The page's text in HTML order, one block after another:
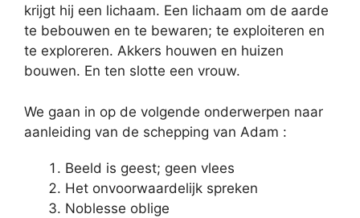
krijgt hij een lichaam. Een lichaam om de aarde
te bebouwen en te bewaren; te exploiteren en
te exploreren. Akkers houwen en huizen
bouwen. En ten slotte een vrouw.
We gaan in op de volgende onderwerpen naar
aanleiding van de schepping van Adam :
Beeld is geest; geen vlees
Het onvoorwaardelijk spreken
Noblesse oblige